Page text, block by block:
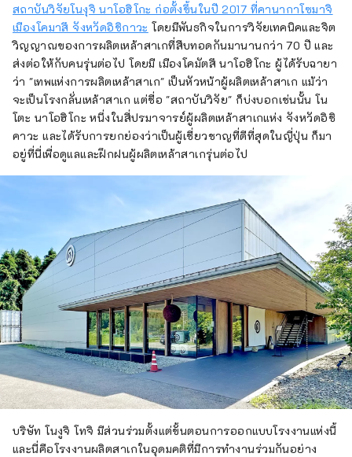
สถาบันวิจัยโนงุจิ นาโอฮิโกะ ก่อตั้งขึ้นในปี 2017 ที่คานากาโซมาจิ
เมืองโคมาสึ จังหวัดอิชิกาวะ โดยมีพันธกิจในการวิจัยเทคนิคและจิต
วิญญาณของการผลิตเหล้าสาเกที่สืบทอดกันมานานกว่า 70 ปี และ
ส่งต่อให้กับคนรุ่นต่อไป โดยมี เมืองโคมัตสึ นาโอฮิโกะ ผู้ได้รับฉายา
ว่า "เทพแห่งการผลิตเหล้าสาเก" เป็นหัวหน้าผู้ผลิตเหล้าสาเก แม้ว่า
จะเป็นโรงกลั่นเหล้าสาเก แต่ชื่อ "สถาบันวิจัย" ก็บ่งบอกเช่นนั้น โน
โตะ นาโอฮิโกะ หนึ่งในสี่ปรมาจารย์ผู้ผลิตเหล้าสาเกแห่ง จังหวัดอิชิ
คาวะ และได้รับการยกย่องว่าเป็นผู้เชี่ยวชาญที่ดีที่สุดในญี่ปุ่น ก็มา
อยู่ที่นี่เพื่อดูแลและฝึกฝนผู้ผลิตเหล้าสาเกรุ่นต่อไป
บริษัท โนงูจิ โทจิ มีส่วนร่วมตั้งแต่ขั้นตอนการออกแบบโรงงานแห่งนี้
และนี่คือโรงงานผลิตสาเกในอุดมคติที่มีการทำงานร่วมกันอย่าง